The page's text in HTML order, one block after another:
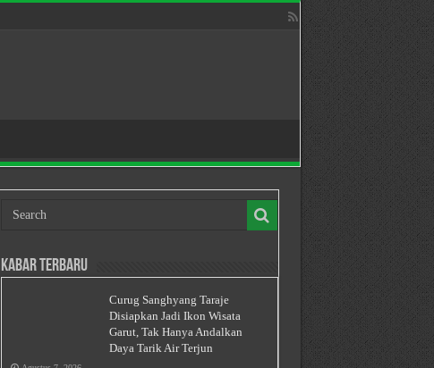
Kabar Terbaru
Curug Sanghyang Taraje
Disiapkan Jadi Ikon Wisata
Garut, Tak Hanya Andalkan
Daya Tarik Air Terjun